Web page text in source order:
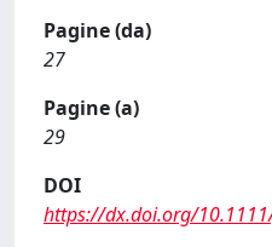
Pagine (da)
27
Pagine (a)
29
DOI
https://dx.doi.org/